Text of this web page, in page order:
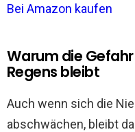
Bei Amazon kaufen
Warum die
Regens bleibt
Auch wenn sich die
abschwächen, bleibt